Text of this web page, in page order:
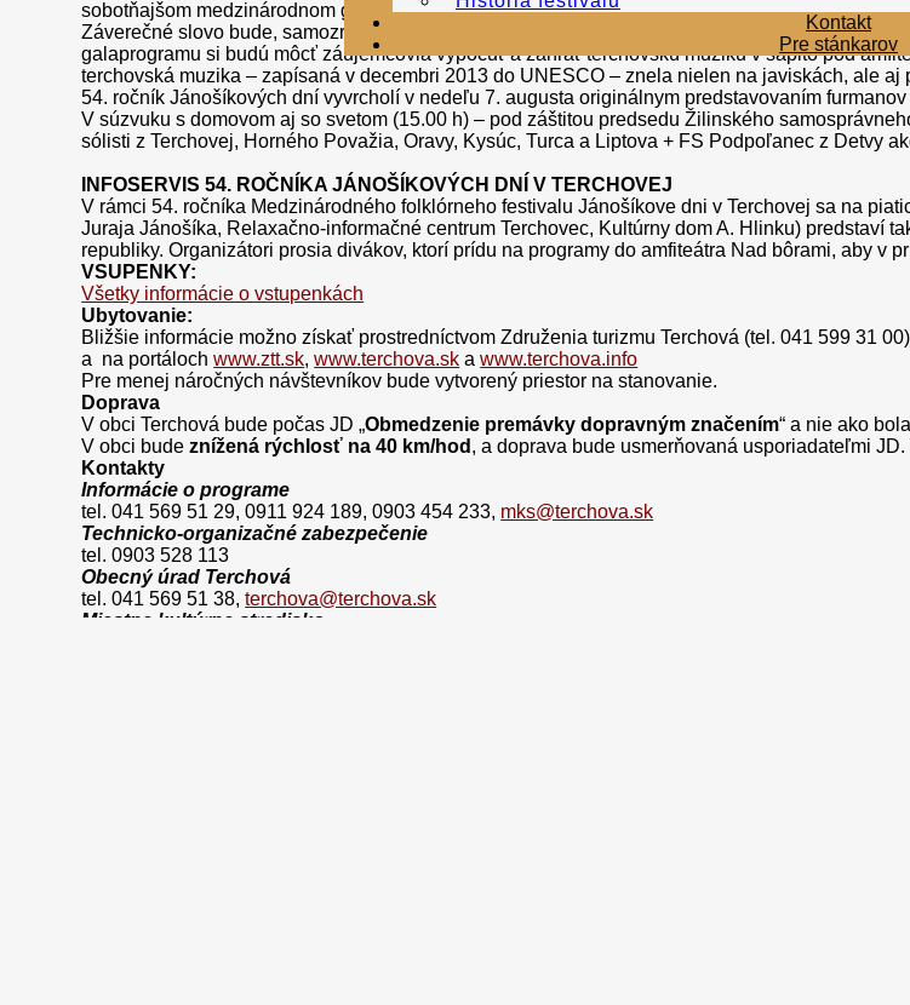
Kontakt
Pre stánkarov
sobotňajšom medzinárodnom galaprograme v amfiteátri Nad bôrami (6. augusta, 20.30 h)
Záverečné slovo bude, samozrejme, opätovne patriť monumentálnemu Terchovskému
galaprogramu si budú môcť záujemcovia vypočuť a zahrať terchovskú muziku v šapitó pod
terchovská muzika – zapísaná v decembri 2013 do UNESCO – znela nielen na javiskách, ale aj
54. ročník Jánošíkových dní vyvrcholí v nedeľu 7. augusta originálnym predstavovaním
V súzvuku s domovom aj so svetom (15.00 h) – pod záštitou predsedu Žilinského
sólisti z Terchovej, Horného Považia, Oravy, Kysúc, Turca a Liptova + FS Podpoľanec z Detvy
INFOSERVIS 54. ROČNÍKA JÁNOŠÍKOVÝCH DNÍ V TERCHOVEJ
V rámci 54. ročníka Medzinárodného folklórneho festivalu Jánošíkove dni v Terchovej sa na
Juraja Jánošíka, Relaxačno-informačné centrum Terchovec, Kultúrny dom A. Hlinku) predstaví
republiky. Organizátori prosia divákov, ktorí prídu na programy do amfiteátra Nad bôrami, aby v
VSUPENKY:
Všetky informácie o vstupenkách
Ubytovanie:
Bližšie informácie možno získať prostredníctvom Združenia turizmu Terchová (tel. 041 599 31 00)
a na portálochwww.ztt.sk,www.terchova.sk awww.terchova.info
Pre menej náročných návštevníkov bude vytvorený priestor na stanovanie.
Doprava
V obci Terchová bude počas JD „Obmedzenie premávky dopravným značením“ a nie ako
V obci budeznížená rýchlosť na 40 km/hod , a doprava bude usmerňovaná usporiadateľmi
Kontakty
Informácie o programe
tel. 041 569 51 29, 0911 924 189, 0903 454 233, mks@terchova.sk
Technicko-organizačné zabezpečenie
tel. 0903 528 113
Obecný úrad Terchová
tel. 041 569 51 38,terchova@terchova.sk
Miestne kultúrne stredisko